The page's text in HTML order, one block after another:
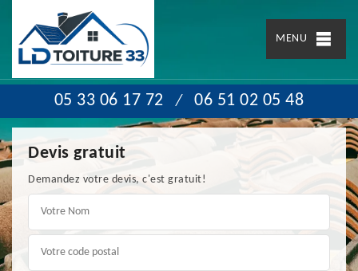
MENU
05 33 06 17 72 / 06 51 02 05 48
Devis gratuit
Demandez votre devis, c'est gratuit!